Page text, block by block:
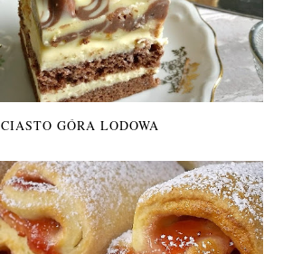
CIASTO GÓRA LODOWA